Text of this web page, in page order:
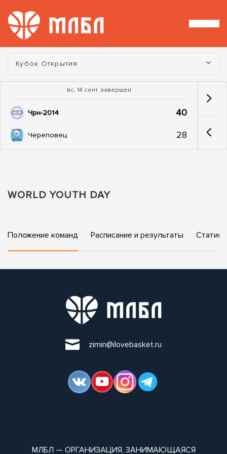
Турнир:
Кубок Открытия
вс, 14 сент. завершен
Чрн-2014 40
Череповец 28
WORLD YOUTH DAY
Положение команд Расписание и результаты
zimin@ilovebasket.ru
МЛБЛ — ОРГАНИЗАЦИЯ, ЗАНИМАЮЩАЯСЯ